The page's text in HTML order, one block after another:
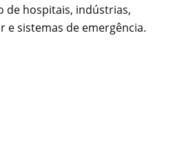
hospitais, indústrias,
sistemas de emergência.